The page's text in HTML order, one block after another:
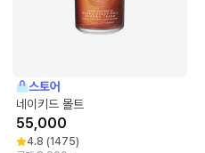
스토어
네이키드 몰트
55,000
4.8 (1475)